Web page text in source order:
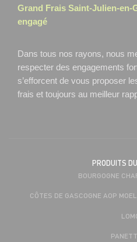
Grand Frais Saint-Julien-en-
engagé
Dans tous nos rayons, nous
respecter des engagements
s’efforcent de vous proposer
frais et toujours au meilleur
PRODUITS
BOURGOGNE
CÔTES DE GASCOGNE AOP